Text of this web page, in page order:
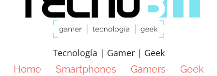
Tecnología | Gamer | Geek
Home
Smartphones Gamers
Geek